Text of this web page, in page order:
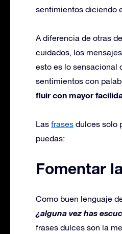
sentimientos diciendo
A diferencia de otras
cuidados, los
esto es lo sensacional
sentimientos con
fluir con mayor
Las frases dulces solo
puedas:
Fomentar
Como buen lenguaje
¿alguna vez has
frases dulces son la